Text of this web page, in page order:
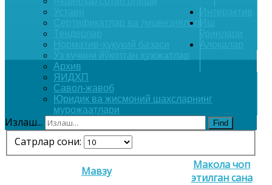
Сертификатлар ва лицензиялар
Архив
ЯИДҲП
Савол-жавоб
Юридик ва жисмоний шахсларнинг
мурожаатлари
Излаш... Find
Сатрлар сони:
Мавзу
Макола чоп
этилган сана